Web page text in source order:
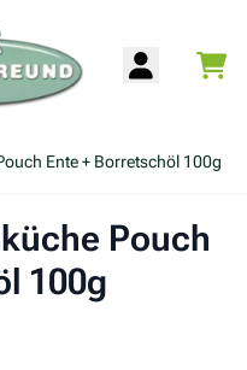
Ente + Borretschöl 100g
Pouch
100g